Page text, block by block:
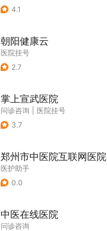
4.1
朝阳健康云
医院挂号
2.7
掌上宣武医院
问诊咨询
医院挂号
3.7
郑州市中医院互联网医院
医护助手
0.0
中医在线医院
问诊咨询